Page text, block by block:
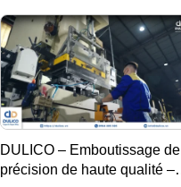
DULICO – Emboutissage de
précision de haute qualité –